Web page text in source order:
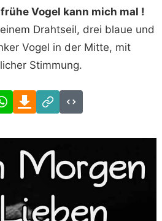
Vogel kann mich mal !
Drahtseil, drei blaue und
Vogel in der Mitte, mit
Stimmung.
WhatsAppDownload
Link
Code